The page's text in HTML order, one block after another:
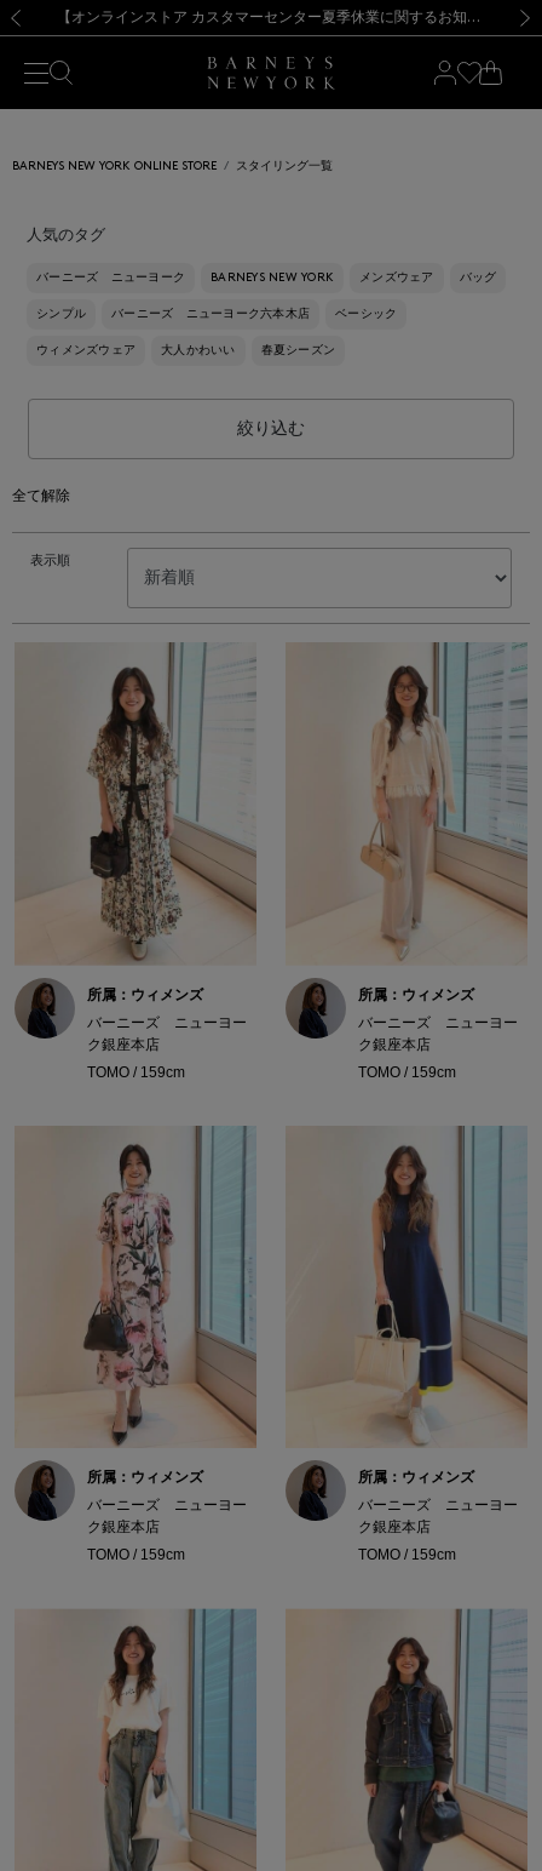
新規登録のお客様も対象！＜MY BARNEYS＞会員のお客様は11,000円（税込）以上のお買上げで常時送料無料！お買い物の際は会員登録を！
【夏季休業に伴う出荷一時停止のお知らせ】(2026.8.7) 【オンラインストア カスタマーセンター夏季休業に関するお知らせ】（2026.8.7）
【夏季休業に伴う返品・交換承り一時停止のお知らせ】（2026.8.5）
熊本県を中心とした地震の影響によるお荷物のお届けについて
【開催中】SUMMER SALEのご案内・ご注意事項 新規登録のお客様も対象！＜MY BARNEYS＞会員のお客様は11,000円（税込）以上のお買上げで常時送料無料！お買い物の際は会員登録を！
【夏季休業に伴う出荷一時停止のお知らせ】(2026.8.7)
BARNEYS NEW YORK ONLINE STORE スタイリング一覧
人気のタグ
バーニーズ ニューヨーク BARNEYS NEW YORK メンズウェア バッグ
シンプル バーニーズ ニューヨーク六本木店 ベーシック
ウィメンズウェア 大人かわいい 春夏シーズン
絞り込む
全て解除
表示順
所属：ウィメンズ
バーニーズ ニューヨー
ク銀座本店
TOMO / 159cm
所属：ウィメンズ
バーニーズ ニューヨー
ク銀座本店
TOMO / 159cm
所属：ウィメンズ
バーニーズ ニューヨー
ク銀座本店
TOMO / 159cm
所属：ウィメンズ
バーニーズ ニューヨー
ク銀座本店
TOMO / 159cm